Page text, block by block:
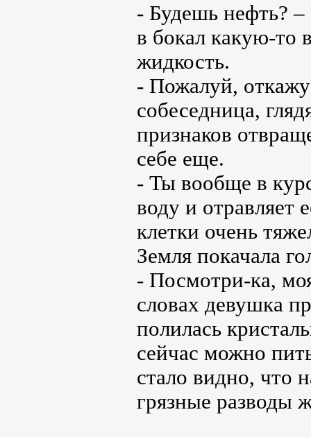
- Будешь нефть?
в бокал какую-то
жидкость.
- Пожалуй,
собеседница,
признаков
себе еще.
- Ты вообще в
воду и отравляет
клетки очень
Земля покачала
- Посмотри-ка,
словах девушка
полилась
сейчас можно
стало видно, что
грязные разводы